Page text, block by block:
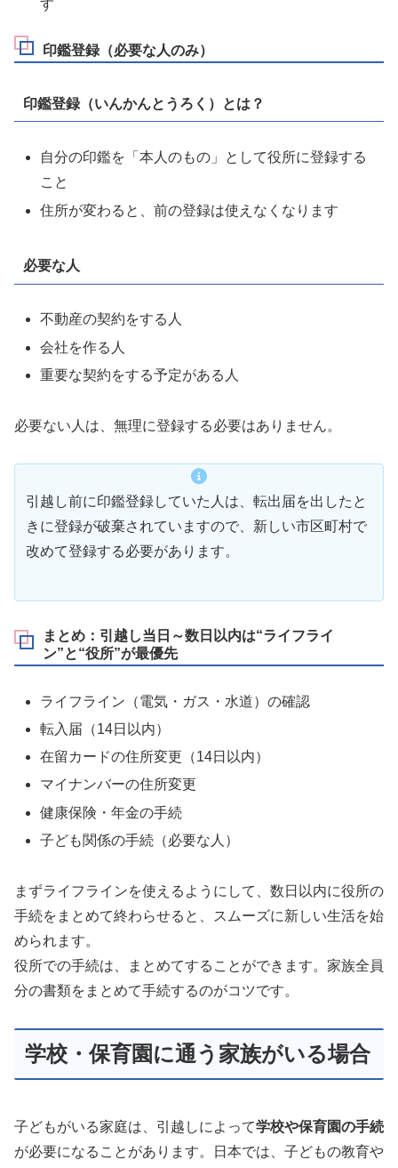
す
印鑑登録（必要な人のみ）
印鑑登録（いんかんとうろく）とは？
自分の印鑑を「本人のもの」として役所に登録する
こと
住所が変わると、前の登録は使えなくなります
必要な人
不動産の契約をする人
会社を作る人
重要な契約をする予定がある人
必要ない人は、無理に登録する必要はありません。
引越し前に印鑑登録していた人は、転出届を出したと
きに登録が破棄されていますので、新しい市区町村で
改めて登録する必要があります。
まとめ：引越し当日～数日以内は“ライフライ
ン”と“役所”が最優先
ライフライン（電気・ガス・水道）の確認
転入届（14日以内）
在留カードの住所変更（14日以内）
マイナンバーの住所変更
健康保険・年金の手続
子ども関係の手続（必要な人）
まずライフラインを使えるようにして、数日以内に役所の
手続をまとめて終わらせると、スムーズに新しい生活を始
められます。
役所での手続は、まとめてすることができます。家族全員
分の書類をまとめて手続するのがコツです。
学校・保育園に通う家族がいる場合
子どもがいる家庭は、引越しによって学校や保育園の手続
が必要になることがあります。日本では、子どもの教育や